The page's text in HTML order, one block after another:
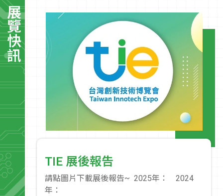
展覽快訊
TIE 展後報告
請點圖片下載展後報告~ 2025年： 2024
年：